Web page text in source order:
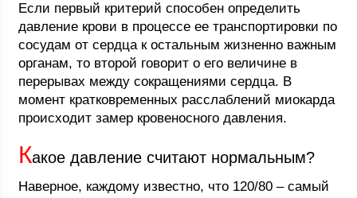
Если первый критерий способен определить
давление крови в процессе ее транспортировки по
сосудам от сердца к остальным жизненно важным
органам, то второй говорит о его величине в
перерывах между сокращениями сердца. В
момент кратковременных расслаблений миокарда
происходит замер кровеносного давления.
Какое давление считают нормальным?
Наверное, каждому известно, что 120/80 – самый